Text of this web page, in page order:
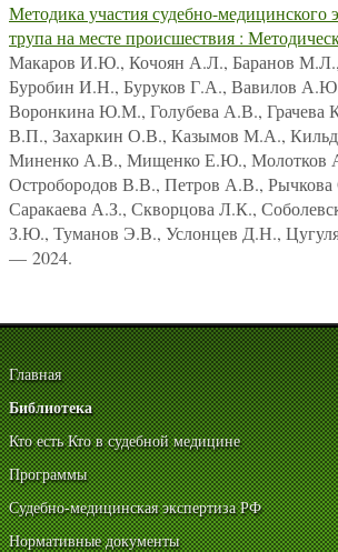
Методика участия судебно-медицинского
трупа на месте происшествия :
Макаров И.Ю., Кочоян А.Л., Баранов
Буробин И.Н., Буруков Г.А., Вавилов
Воронкина Ю.М., Голубева А.В., Грачева
В.П., Захаркин О.В., Казымов М.А.,
Миненко А.В., Мищенко Е.Ю., Молотков
Остробородов В.В., Петров А.В.,
Саракаева А.З., Скворцова Л.К.,
З.Ю., Туманов Э.В., Услонцев Д.Н.,
— 2024.
Главная
Библиотека
Кто есть Кто в судебной медицине
Программы
Судебно-медицинская экспертиза РФ
Нормативные документы